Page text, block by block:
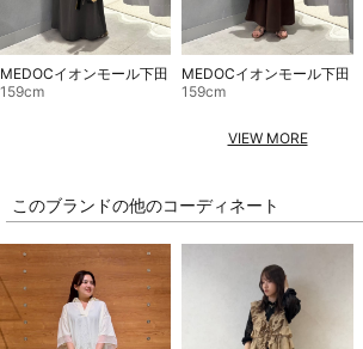
MEDOCイオンモール下田
159cm
MEDOCイオンモール下田
159cm
VIEW MORE
このブランドの他のコーディネート